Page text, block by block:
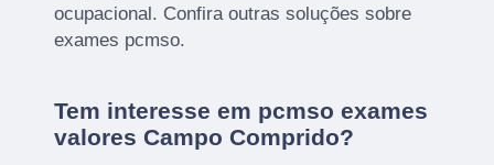
ocupacional. Confira outras soluções sobre
exames pcmso.
Tem interesse em pcmso exames
valores Campo Comprido?